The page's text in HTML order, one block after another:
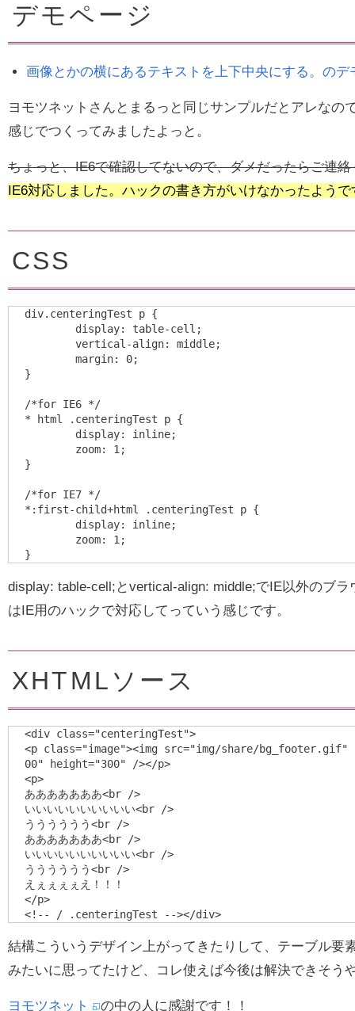
デモページ
画像とかの横にあるテキストを上下中央にする。のデ
ヨモツネットさんとまるっと同じサンプルだとアレなの
感じでつくってみましたよっと。
ちょっと、IE6で確認してないので、ダメだったらご連
IE6対応しました。ハックの書き方がいけなかったよう
CSS
div.centeringTest p {
}
/*for IE6 */
* html .centeringTest p {
}
/*for IE7 */
*:first-child+html .centeringTest p {
display: table-cell;とvertical-align: middle;でIE以外のブ
はIE用のハックで対応してっていう感じです。
XHTMLソース
<div class="centeringTest">
<p class="image"><img src="img/share/
00" height="300" /></p>
<p>
あああああああ<br />
いいいいいいいいいい<br />
うううううう<br />
あああああああ<br />
いいいいいいいいいい<br />
うううううう<br />
えぇぇぇぇえ！！！
</p>
結構こういうデザイン上がってきたりして、テーブル要
みたいに思ってたけど、コレ使えば今後は解決できそう
ヨモツネット の中の人に感謝です！！